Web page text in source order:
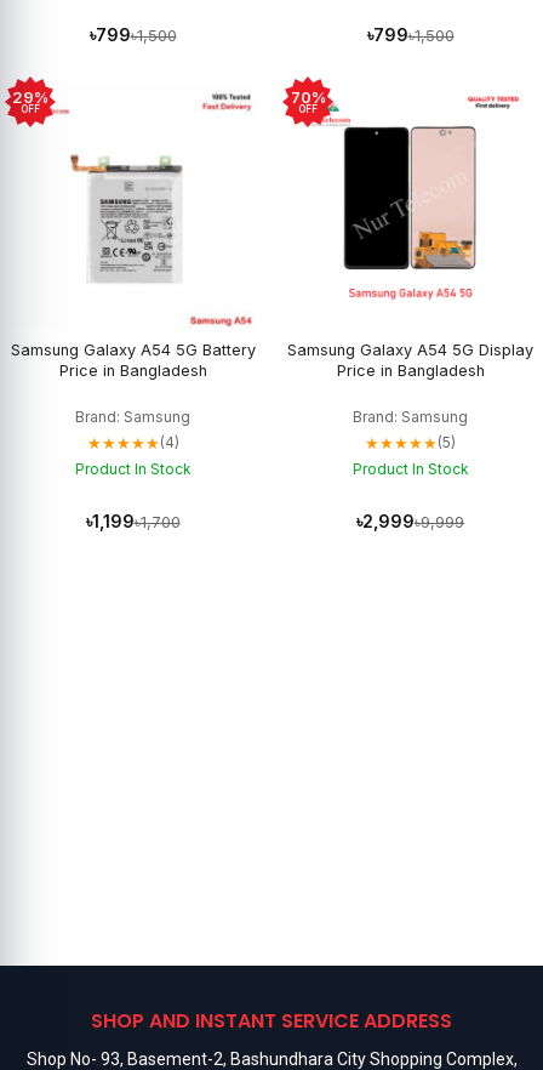
৳799৳1,500 ৳799৳1,500
29%
OFF
Samsung Galaxy A54 5G Battery
Price in Bangladesh
Brand: Samsung
★★★★★(4)
Product In Stock
৳1,199৳1,700
70%
OFF
Samsung Galaxy A54 5G Display
Price in Bangladesh
Brand: Samsung
★★★★★(5)
Product In Stock
৳2,999৳9,999
SHOP AND INSTANT SERVICE ADDRESS
Shop No- 93, Basement-2, Bashundhara City Shopping Complex,